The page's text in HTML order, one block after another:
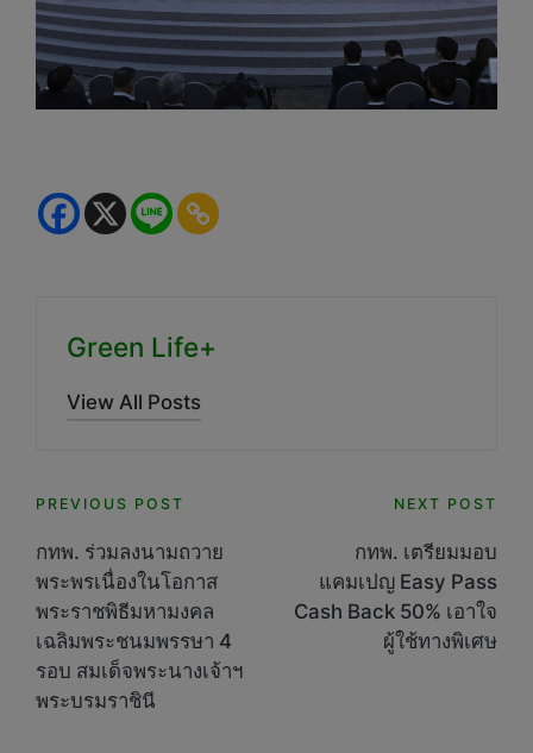
Green Life+
View All Posts
Post
navigation
PREVIOUS POST
กทพ. ร่วมลงนามถวาย
พระพรเนื่องในโอกาส
พระราชพิธีมหามงคล
เฉลิมพระชนมพรรษา 4
รอบ สมเด็จพระนางเจ้าฯ
พระบรมราชินี
NEXT POST
กทพ. เตรียมมอบ
แคมเปญ Easy Pass
Cash Back 50% เอาใจ
ผู้ใช้ทางพิเศษ